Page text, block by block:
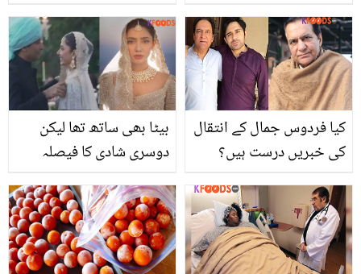
سمی سے طلاق اور ذاتی
زندگی کے متعلق کون سے
نئے انکشافات کیے؟
اور فرحان اتنے سال ایک
دوسرے سے جُدا کیوں
ہوئے؟
بیٹا بھی ساتھ تھا لیکن
دوسری شادی کا فیصلہ
بعد ماہرہ خان کا پہلا پیغام
وائرل
کیا فردوس جمال کے انتقال
کی خبریں درست ہیں؟